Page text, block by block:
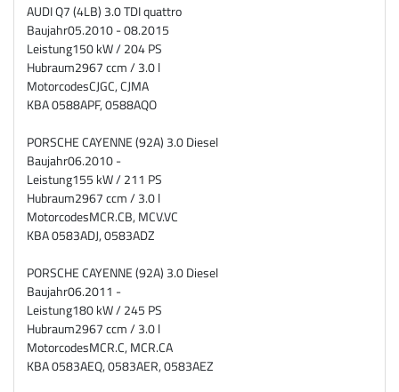
AUDI Q7 (4LB) 3.0 TDI quattro
Baujahr05.2010 - 08.2015
Leistung150 kW / 204 PS
Hubraum2967 ccm / 3.0 l
MotorcodesCJGC, CJMA
KBA0588APF, 0588AQO
PORSCHE CAYENNE (92A) 3.0 Diesel
Baujahr06.2010 -
Leistung155 kW / 211 PS
Hubraum2967 ccm / 3.0 l
MotorcodesMCR.CB, MCV.VC
KBA0583ADJ, 0583ADZ
PORSCHE CAYENNE (92A) 3.0 Diesel
Baujahr06.2011 -
Leistung180 kW / 245 PS
Hubraum2967 ccm / 3.0 l
MotorcodesMCR.C, MCR.CA
KBA0583AEQ, 0583AER, 0583AEZ